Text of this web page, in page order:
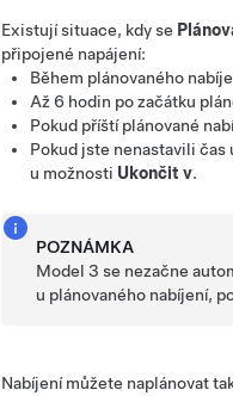
Existují situace, kdy se
připojené napájení:
Během plánovaného
Až 6 hodin po začátku
Pokud příští plánované
Pokud jste nenastavili čas
u možnosti Ukončit v.
POZNÁMKA
Model 3 se nezačne
u plánovaného nabíjení,
Nabíjení můžete naplánovat